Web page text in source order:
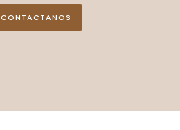
CONTACTANOS